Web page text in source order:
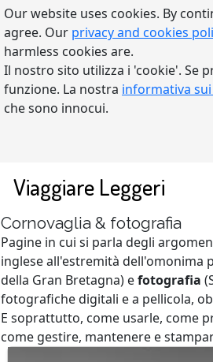
Our website uses cookies. By
agree. Our privacy and cookies
harmless cookies are.
Il nostro sito utilizza i 'cookie'. Se
funzione. La nostra informativa
che sono innocui.
Viaggiare Leggeri
Cornovaglia & fotografia
Pagine in cui si parla degli
inglese all'estremità dell'omonima
della Gran Bretagna) efotografia
fotografiche digitali e a pellicola,
E soprattutto, come usarle, come
come gestire, mantenere e